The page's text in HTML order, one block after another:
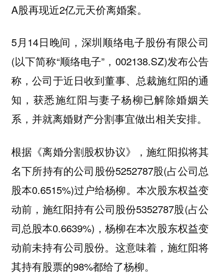
A股再现近2亿元天价离婚案。
5月14日晚间，深圳顺络电子股份有限公司
(以下简称“顺络电子”，002138.SZ)发布公告
称，公司于近日收到董事、总裁施红阳的通
知，获悉施红阳与妻子杨柳已解除婚姻关
系，并就离婚财产分割事宜做出相关安排。
根据《离婚分割股权协议》，施红阳拟将其
名下所持有的公司股份5252787股(占公司总
股本0.6515%)过户给杨柳。本次股东权益变
动前，施红阳持有公司股份5352787股(占公
司总股本0.6639%)，杨柳在本次股东权益变
动前未持有公司股份。这意味着，施红阳将
其持有股票的98%都给了杨柳。